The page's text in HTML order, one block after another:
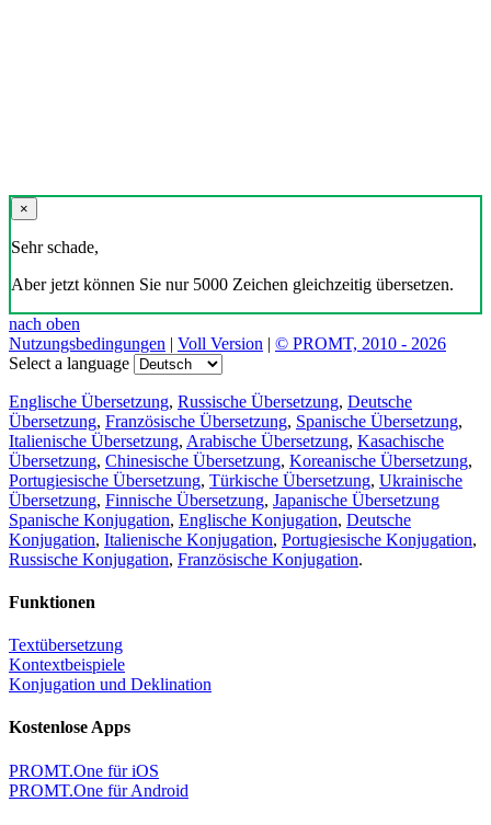
×
Sehr schade,
Aber jetzt können Sie nur 5000 Zeichen gleichzeitig übersetzen.
nach oben
Nutzungsbedingungen | Voll Version | © PROMT, 2010 - 2026
Select a language
Englische Übersetzung, Russische Übersetzung, Deutsche
Übersetzung, Französische Übersetzung, Spanische Übersetzung,
Italienische Übersetzung, Arabische Übersetzung, Kasachische
Übersetzung, Chinesische Übersetzung, Koreanische Übersetzung,
Portugiesische Übersetzung, Türkische Übersetzung, Ukrainische
Übersetzung, Finnische Übersetzung, Japanische Übersetzung
Spanische Konjugation, Englische Konjugation, Deutsche
Konjugation, Italienische Konjugation, Portugiesische Konjugation,
Russische Konjugation, Französische Konjugation.
Funktionen
Textübersetzung
Kontextbeispiele
Konjugation und Deklination
Kostenlose Apps
PROMT.One für iOS
PROMT.One für Android